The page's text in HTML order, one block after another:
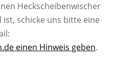
Heckscheibenwischer
ist, schicke uns bitte eine
einen Hinweis geben.